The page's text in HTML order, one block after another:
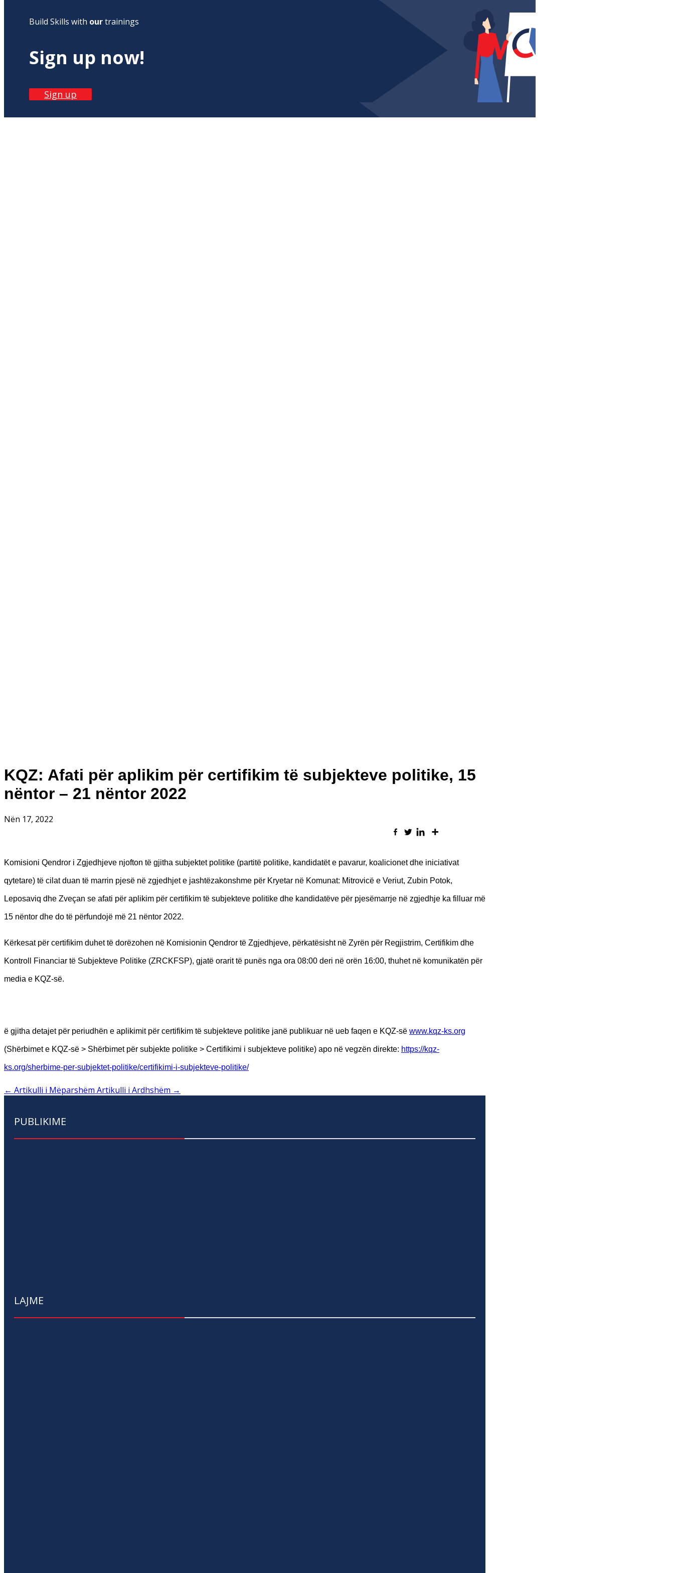
Build Skills with ourtrainings
Sign up now!
Sign up
KQZ: Afati për aplikim për certifikim të subjekteve politike, 15
nëntor – 21 nëntor 2022
Nën 17, 2022
Komisioni Qendror i Zgjedhjeve njofton të gjitha subjektet politike (partitë politike, kandidatët e pavarur, koalicionet dhe iniciativat
qytetare) të cilat duan të marrin pjesë në zgjedhjet e jashtëzakonshme për Kryetar në Komunat: Mitrovicë e Veriut, Zubin Potok,
Leposaviq dhe Zveçan se afati për aplikim për certifikim të subjekteve politike dhe kandidatëve për pjesëmarrje në zgjedhje ka filluar më
15 nëntor dhe do të përfundojë më 21 nëntor 2022.
Kërkesat për certifikim duhet të dorëzohen në Komisionin Qendror të Zgjedhjeve, përkatësisht në Zyrën për Regjistrim, Certifikim dhe
Kontroll Financiar të Subjekteve Politike (ZRCKFSP), gjatë orarit të punës nga ora 08:00 deri në orën 16:00, thuhet në komunikatën për
media e KQZ-së.
ë gjitha detajet për periudhën e aplikimit për certifikim të subjekteve politike janë publikuar në ueb faqen e KQZ-së www.kqz-ks.org
(Shërbimet e KQZ-së > Shërbimet për subjekte politike > Certifikimi i subjekteve politike) apo në vegzën direkte: https://kqz-
ks.org/sherbime-per-subjektet-politike/certifikimi-i-subjekteve-politike/
← Artikulli i Mëparshëm Artikulli i Ardhshëm →
PUBLIKIME
LAJME